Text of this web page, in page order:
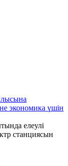
экономика үшін
елеулі
станциясын